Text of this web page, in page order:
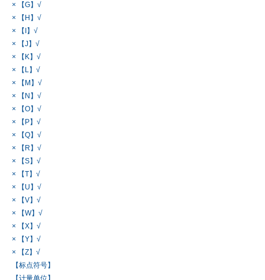
× 【G】√
× 【H】√
× 【I】√
× 【J】√
× 【K】√
× 【L】√
× 【M】√
× 【N】√
× 【O】√
× 【P】√
× 【Q】√
× 【R】√
× 【S】√
× 【T】√
× 【U】√
× 【V】√
× 【W】√
× 【X】√
× 【Y】√
× 【Z】√
【标点符号】
【计量单位】